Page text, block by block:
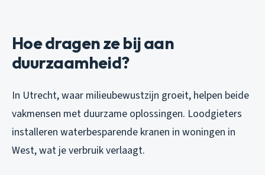
Hoe dragen ze bij aan
duurzaamheid?
In Utrecht, waar milieubewustzijn groeit, helpen beide
vakmensen met duurzame oplossingen. Loodgieters
installeren waterbesparende kranen in woningen in
West, wat je verbruik verlaagt.